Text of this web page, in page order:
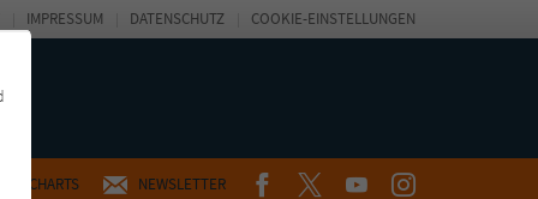
CHARTS NEWSLETTER FACEBOOKTWITTERYOUTUBEINSTAGRAM
IMPRESSUM DATENSCHUTZ COOKIE-EINSTELLUNGEN